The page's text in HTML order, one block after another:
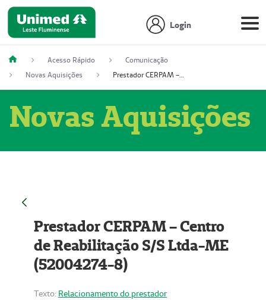
Login
Acesso Rápido
Comunicação
Novas Aquisições
Prestador CERPAM – Centro de Reabilitação S/S Ltda-ME (52004274-8)
Novas Aquisições
Prestador CERPAM – Centro
de Reabilitação S/S Ltda-ME
(52004274-8)
Texto: Relacionamento do prestador